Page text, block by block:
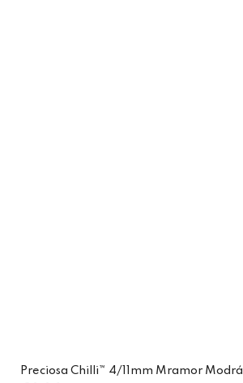
Preciosa Chilli™ 4/11mm Mramor Modrá